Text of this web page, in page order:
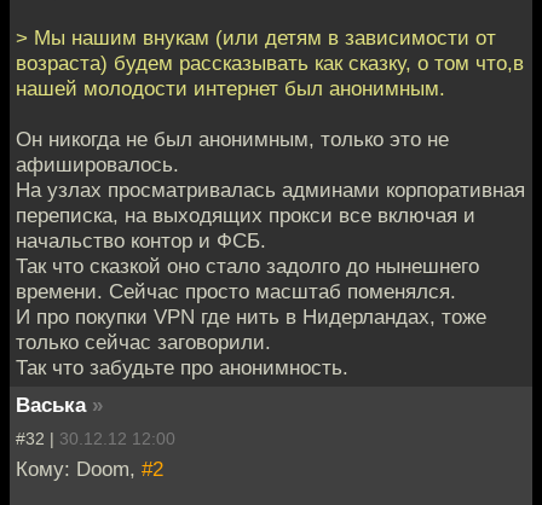
> Мы нашим внукам (или детям в зависимости от
возраста) будем рассказывать как сказку, о том что,в
нашей молодости интернет был анонимным.
Он никогда не был анонимным, только это не
афишировалось.
На узлах просматривалась админами корпоративная
переписка, на выходящих прокси все включая и
начальство контор и ФСБ.
Так что сказкой оно стало задолго до нынешнего
времени. Сейчас просто масштаб поменялся.
И про покупки VPN где нить в Нидерландах, тоже
только сейчас заговорили.
Так что забудьте про анонимность.
Васька »
#32 | 30.12.12 12:00
Кому: Doom, #2